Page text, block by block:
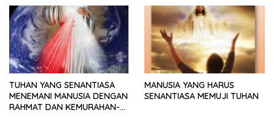
TUHAN YANG SENANTIASA
MENEMANI MANUSIA DENGAN
RAHMAT DAN KEMURAHAN-
MANUSIA YANG HARUS
SENANTIASA MEMUJI TUHAN